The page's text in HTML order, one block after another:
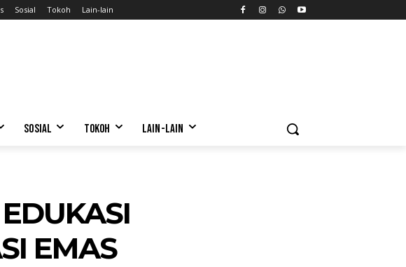
Sosial Tokoh Lain-lain
SOSIAL TOKOH LAIN-LAIN
EMAS